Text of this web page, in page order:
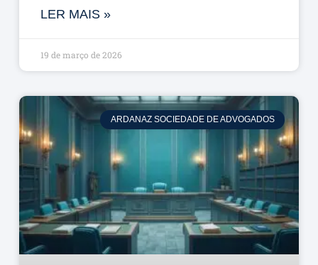
LER MAIS »
19 de março de 2026
ARDANAZ SOCIEDADE DE ADVOGADOS